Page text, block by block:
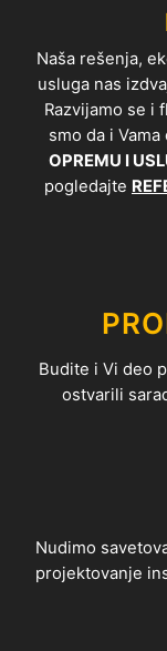
Naša rešenja,
usluga nas
Razvijamo se i
smo da i
OPREMU I
pogledajte
Budite i Vi deo
ostvarili
Nudimo
projektovanje